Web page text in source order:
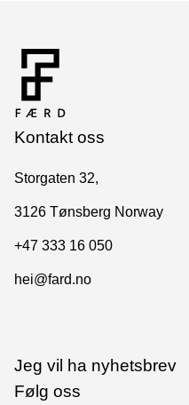
Kontakt oss
Storgaten 32,
3126 Tønsberg Norway
+47 333 16 050
hei@fard.no
Jeg vil ha nyhetsbrev
Følg oss